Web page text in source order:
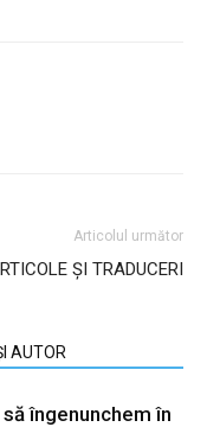
Articolul următor
ȘI TRADUCERI
AUTOR
îngenunchem în